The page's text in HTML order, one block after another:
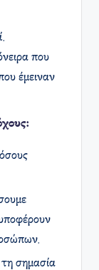
που
έμειναν
σημασία